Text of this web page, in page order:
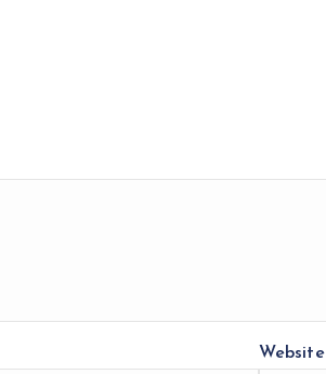
Website